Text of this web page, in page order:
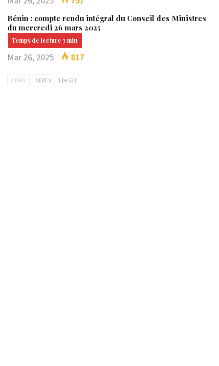
Bénin : compte rendu intégral du Conseil des Ministres
du mercredi 26 mars 2025
Mar 26, 2025 817
PREV NEXT 1 De 533